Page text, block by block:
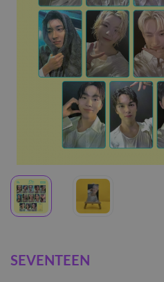
SEVENTEEN